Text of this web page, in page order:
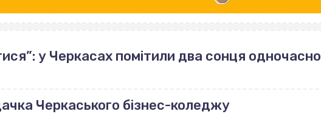
у Черкасах помітили два сонця одночасно
Черкаського бізнес-коледжу